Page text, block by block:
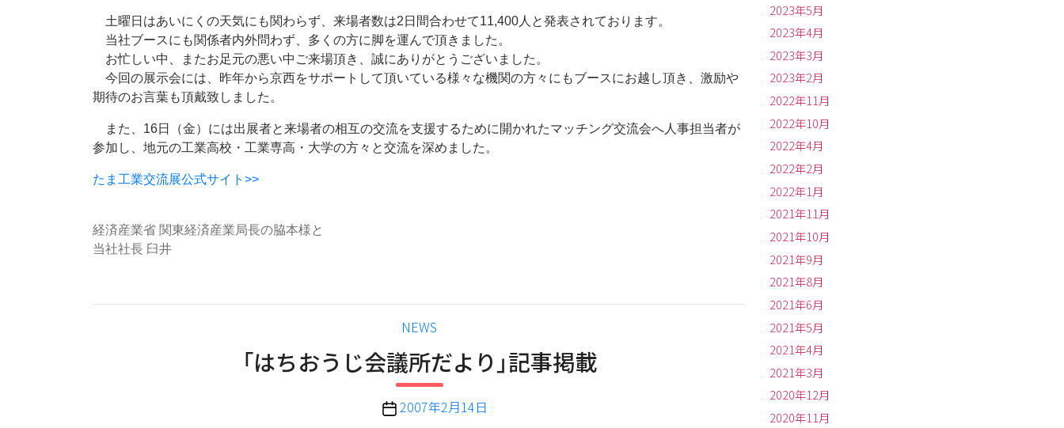
土曜日はあいにくの天気にも関わらず、来場者数は2日間合わせて11,400人と発表されております。
当社ブースにも関係者内外問わず、多くの方に脚を運んで頂きました。
お忙しい中、またお足元の悪い中ご来場頂き、誠にありがとうございました。
今回の展示会には、昨年から京西をサポートして頂いている様々な機関の方々にもブースにお越し頂き、激励や
期待のお言葉も頂戴致しました。
また、16日（金）には出展者と来場者の相互の交流を支援するために開かれたマッチング交流会へ人事担当者が
参加し、地元の工業高校・工業専高・大学の方々と交流を深めました。
たま工業交流展公式サイト>>
経済産業省 関東経済産業局長の脇本様と
当社社長 臼井
カ
ゴ
リ
ー
NEWS
「はちおうじ会議所だより」記事掲載
投 2007年2月14日
2023年5月
2023年4月
2023年3月
2023年2月
2022年11月
2022年10月
2022年4月
2022年2月
2022年1月
2021年11月
2021年10月
2021年9月
2021年8月
2021年6月
2021年5月
2021年4月
2021年3月
2020年12月
2020年11月